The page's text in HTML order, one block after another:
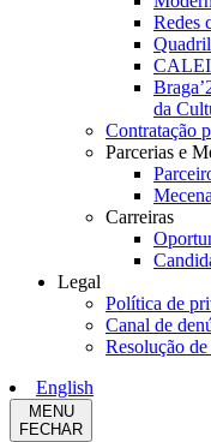
Redes
da
Contratação
Parcerias e
Carreiras
Legal
Política de
Canal de
Resolução
English
MENU
FECHAR